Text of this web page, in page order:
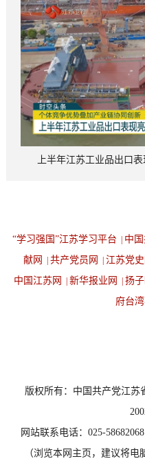
上半年江苏工业品出口
“学习强国”江苏学习平台 中
献网
共产党员网 江苏党史
中国江苏网
新华报业网 扬
府台
版权所有：中国共产党江苏
网站联系电话：025-
（浏览本网主页，建议将电